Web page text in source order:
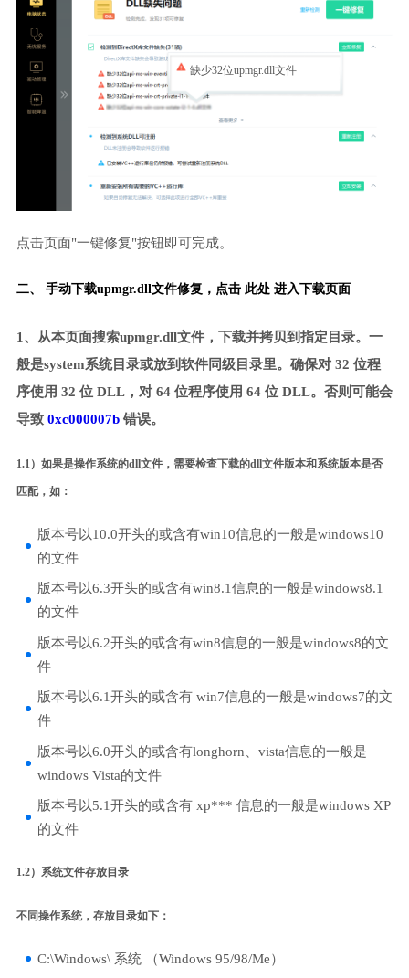
缺少32位upmgr.dll文件
点击页面"一键修复"按钮即可完成。
二、 手动下载upmgr.dll文件修复， 点击 此处 进入下载页面
1、从本页面搜索upmgr.dll文件，下载并拷贝到指定目录。一
般是system系统目录或放到软件同级目录里。确保对 32 位程
序使用 32 位 DLL，对 64 位程序使用 64 位 DLL。否则可能会
导致 0xc000007b错误。
1.1）如果是操作系统的dll文件，需要检查下载的dll文件版本和系统版本是否
匹配，如：
版本号以10.0开头的或含有win10信息的一般是windows10
的文件
版本号以6.3开头的或含有win8.1信息的一般是windows8.1
的文件
版本号以6.2开头的或含有win8信息的一般是windows8的文
件
版本号以6.1开头的或含有 win7信息的一般是windows7的文
件
版本号以6.0开头的或含有longhorn、vista信息的一般是
windows Vista的文件
版本号以5.1开头的或含有 xp*** 信息的一般是windows XP
的文件
1.2）系统文件存放目录
不同操作系统，存放目录如下：
C:\Windows\ 系统 （Windows 95/98/Me）